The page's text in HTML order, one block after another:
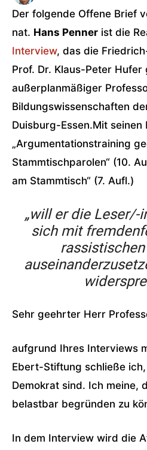
Der folgende Offene Brief
nat. Hans Penner ist die
Interview, das die
Prof. Dr. Klaus-Peter
außerplanmäßiger
Bildungswissenschaften
Duisburg-Essen.Mit seinen
„Argumentationstraining
Stammtischparolen“ (10.
am Stammtisch“ (7. Aufl.)
„will er die Leser/-
sich mit
Sehr geehrter Herr
aufgrund Ihres Interviews
Ebert-Stiftung schließe
Demokrat sind. Ich meine,
belastbar begründen zu
In dem Interview wird die